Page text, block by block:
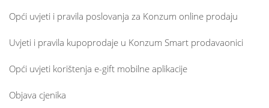
Opći uvjeti i pravila poslovanja za Konzum online prodaju
Uvjeti i pravila kupoprodaje u Konzum Smart prodavaonici
Opći uvjeti korištenja e-gift mobilne aplikacije
Objava cjenika